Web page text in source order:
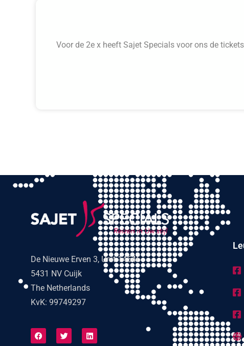
Voor de 2e x heeft Sajet Specials voor ons de
De Nieuwe Erven 3, Unit 14546
5431 NV Cuijk
The Netherlands
KvK: 99749297